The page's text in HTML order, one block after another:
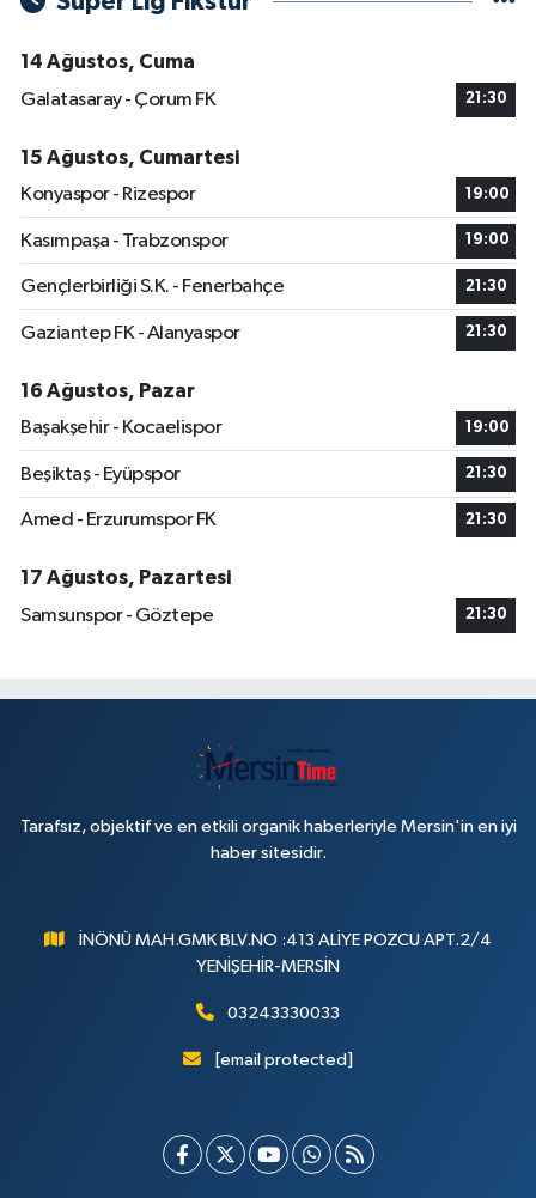
14 Ağustos, Cuma
Galatasaray - Çorum FK
21:30
15 Ağustos, Cumartesi
Konyaspor - Rizespor
19:00
Kasımpaşa - Trabzonspor 19:00
Gençlerbirliği S.K. - Fenerbahçe 21:30
Gaziantep FK - Alanyaspor 21:30
16 Ağustos, Pazar
Başakşehir - Kocaelispor
19:00
Beşiktaş - Eyüpspor 21:30
Amed - Erzurumspor FK 21:30
17 Ağustos, Pazartesi
Samsunspor - Göztepe
21:30
Tarafsız, objektif ve en etkili organik haberleriyle Mersin'in en iyi
haber sitesidir.
İNÖNÜ MAH.GMK BLV.NO :413 ALİYE POZCU APT.2/4
YENİŞEHİR-MERSİN
03243330033
[email protected]